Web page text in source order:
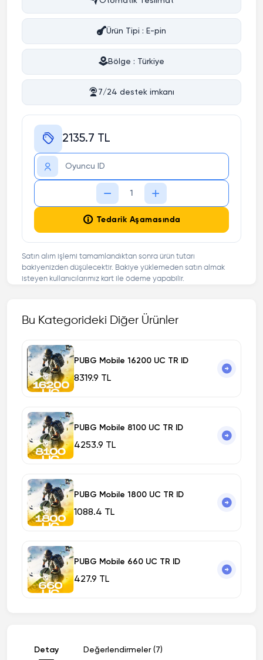
Ürün Tipi : E-pin
Bölge : Türkiye
7/24 destek imkanı
2135.7 TL
Tedarik Aşamasında
Satın alım işlemi tamamlandıktan sonra ürün tutarı
bakiyenizden düşülecektir. Bakiye yüklemeden satın almak
isteyen kullanıcılarımız kart ile ödeme yapabilir.
Bu Kategorideki Diğer Ürünler
PUBG Mobile 16200 UC TR ID
8319.9 TL
PUBG Mobile 8100 UC TR ID
4253.9 TL
PUBG Mobile 1800 UC TR ID
1088.4 TL
PUBG Mobile 660 UC TR ID
427.9 TL
Detay Değerlendirmeler (7)